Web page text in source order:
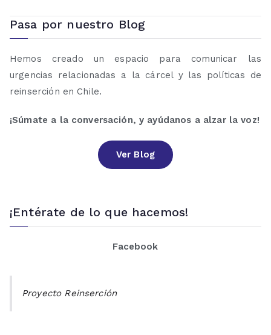
Pasa por nuestro Blog
Hemos creado un espacio para comunicar las
urgencias relacionadas a la cárcel y las políticas de
reinserción en Chile.
¡Súmate a la conversación, y ayúdanos a alzar la voz!
Ver Blog
¡Entérate de lo que hacemos!
Facebook
Proyecto Reinserción